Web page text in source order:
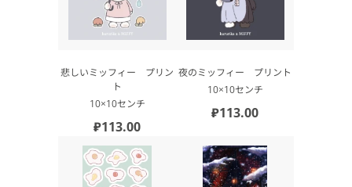
悲しいミッフィー プリン
ト
10×10センチ
₽113.00
夜のミッフィー プリント
10×10センチ
₽113.00